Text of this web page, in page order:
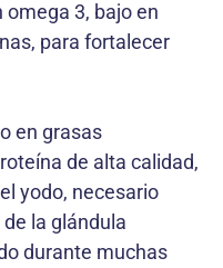
omega 3, bajo en
para fortalecer
en grasas
de alta calidad,
yodo, necesario
la glándula
durante muchas